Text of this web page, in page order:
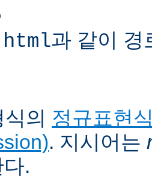
과 같이 경
의 정규표현
. 지시어는
.